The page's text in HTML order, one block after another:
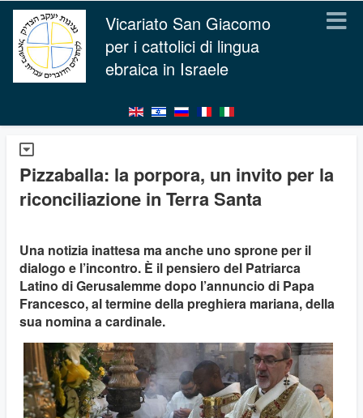
Vicariato San Giacomo
per i cattolici di lingua
ebraica in Israele
Pizzaballa: la porpora, un invito per la
riconciliazione in Terra Santa
Una notizia inattesa ma anche uno sprone per il
dialogo e l’incontro. È il pensiero del Patriarca
Latino di Gerusalemme dopo l’annuncio di Papa
Francesco, al termine della preghiera mariana, della
sua nomina a cardinale.